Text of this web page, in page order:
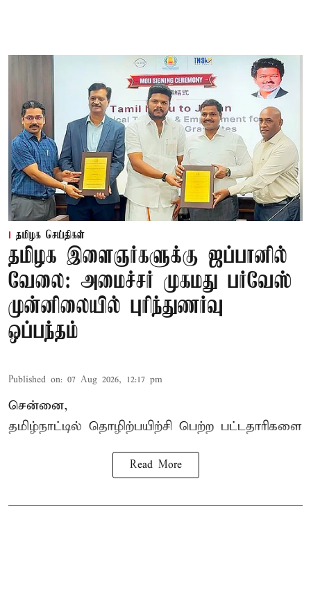
தமிழக செய்திகள்
தமிழக இளைஞர்களுக்கு ஜப்பானில்
வேலை: அமைச்சர் முகமது பர்வேஸ்
முன்னிலையில் புரிந்துணர்வு
ஒப்பந்தம்
Published on: 07 Aug 2026, 12:17 pm
சென்னை,
தமிழ்நாட்டில் தொழிற்பயிற்சி பெற்ற பட்டதாரிகளை
Read More